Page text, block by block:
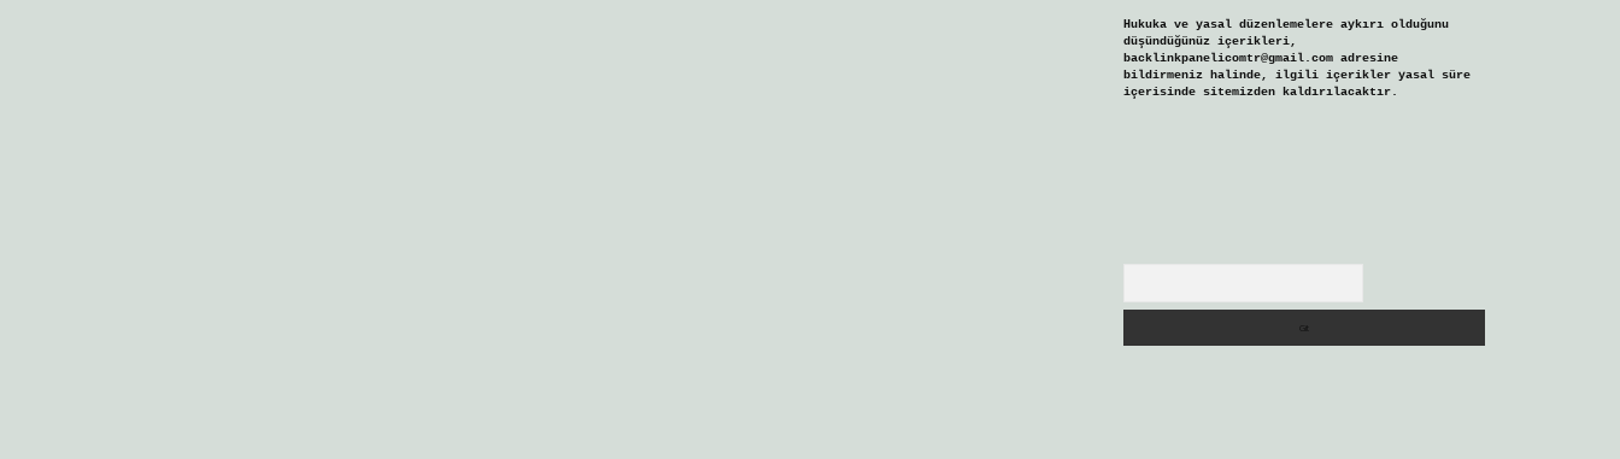
Hukuka ve yasal düzenlemelere aykırı olduğunu
düşündüğünüz içerikleri,
backlinkpanelicomtr@gmail.comadresine
bildirmeniz halinde, ilgili içerikler yasal süre
içerisinde sitemizden kaldırılacaktır.